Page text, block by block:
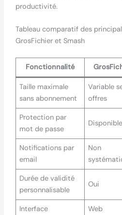
productivité.
Tableau comparatif des
GrosFichier et Smash
Fonctionnalité
Taille maximale
sans abonnement
Variable
offres
Protection par
mot de passe
Disponible
Notifications par
email
Non
Durée de validité
personnalisable
Oui
Interface
Web